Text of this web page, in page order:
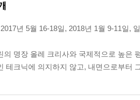
년 5월 16-18일, 2018년 1월 9-11일,
의 명장 올레 크리사와 국제적으로 높은
테크닉에 의지하지 않고, 내면으로부터